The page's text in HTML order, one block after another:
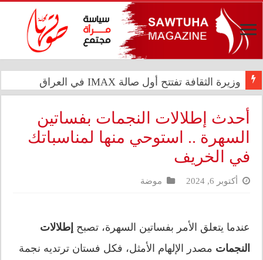
وزيرة الثقافة تفتتح أول صالة IMAX في العراق
احمرار العيون بعد السباحة لا ينتج عن الكلور وحده،
أحدث إطلالات النجمات بفساتين
السهرة .. استوحي منها لمناسباتك
في الخريف
أكتوبر 6, 2024 موضة
عندما يتعلق الأمر بفساتين السهرة، تصبح إطلالات
النجمات مصدر الإلهام الأمثل، فكل فستان ترتديه نجمة